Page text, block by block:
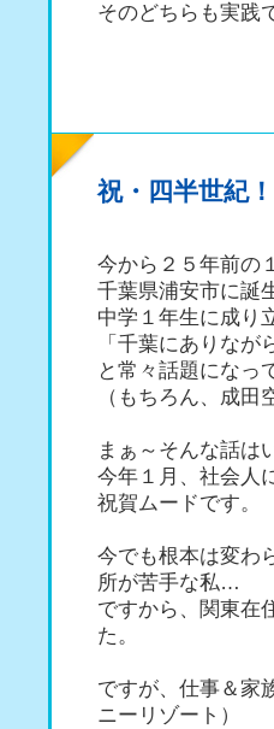
そのどちらも実践
祝・四半世紀！
今から２５年前の
千葉県浦安市に誕
中学１年生に成り
「千葉にありな
と常々話題になっ
（もちろん、成
まぁ～そんな話は
今年１月、社会人
祝賀ムードです。
今でも根本は変わ
所が苦手な私…
ですから、関東在
た。
ですが、仕事＆家
ニーリゾート）